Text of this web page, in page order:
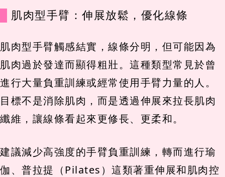
肌肉型手臂：伸展放鬆，優化線條
肌肉型手臂觸感結實，線條分明，但可能因為
肌肉過於發達而顯得粗壯。這種類型常見於曾
進行大量負重訓練或經常使用手臂力量的人。
目標不是消除肌肉，而是透過伸展來拉長肌肉
纖維，讓線條看起來更修長、更柔和。
建議減少高強度的手臂負重訓練，轉而進行瑜
伽、普拉提（Pilates）這類著重伸展和肌肉控